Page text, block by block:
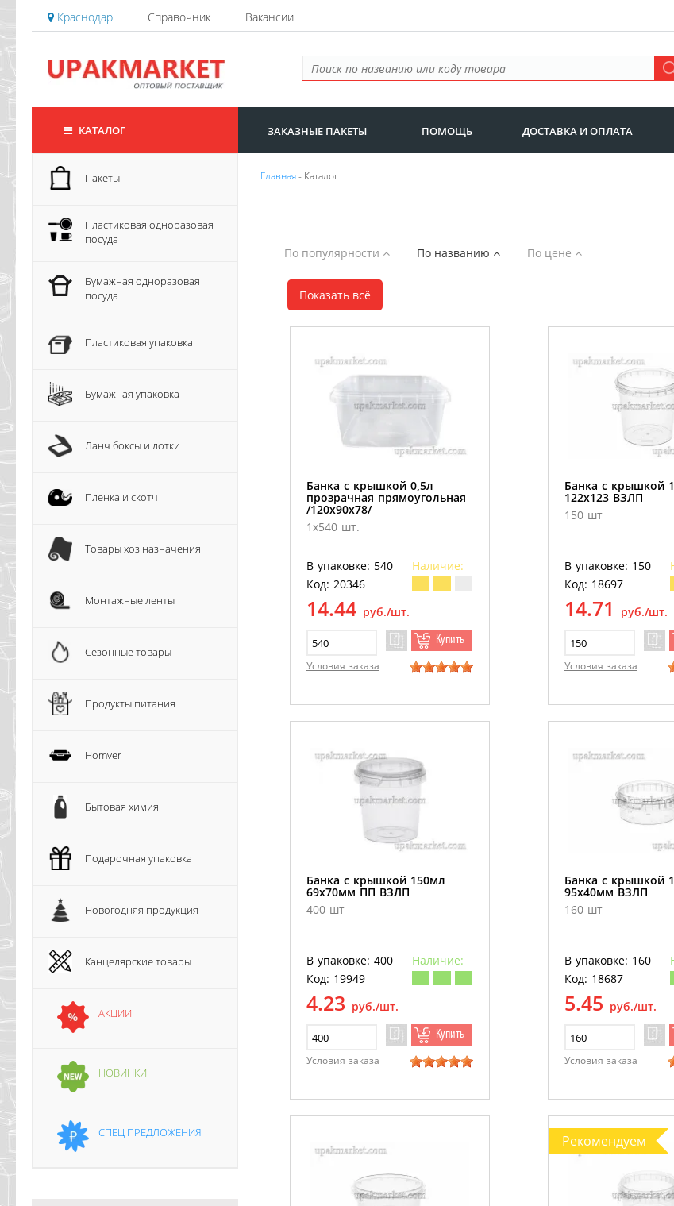
Краснодар Справочник Вакансии
КАТАЛОГ ЗАКАЗНЫЕ ПАКЕТЫ ПОМОЩЬ ДОСТАВКА И ОПЛАТА
Пакеты
Пластиковая одноразовая
посуда
Бумажная одноразовая
посуда
Пластиковая упаковка
Бумажная упаковка
Ланч боксы и лотки
Пленка и скотч
Товары хоз назначения
Монтажные ленты
Сезонные товары
Продукты питания
Homver
Бытовая химия
Подарочная упаковка
Новогодняя продукция
Канцелярские товары
АКЦИИ
НОВИНКИ
СПЕЦ ПРЕДЛОЖЕНИЯ
Главная- Каталог
По популярности По названию По цене
Показать всё
Банка с крышкой 0,5л
прозрачная прямоугольная
/120х90х78/
1х540 шт.
В упаковке: 540
Наличие:
Код: 20346
14.44 руб./шт.
Купить
Условия заказа
Банка с крышкой
122х123 ВЗЛП
150 шт
В упаковке: 150
Код: 18697
14.71 руб./шт.
Условия заказа
Банка с крышкой 150мл
69х70мм ПП ВЗЛП
400 шт
В упаковке: 400
Наличие:
Код: 19949
4.23 руб./шт.
Купить
Условия заказа
Банка с крышкой
95х40мм ВЗЛП
160 шт
В упаковке: 160
Код: 18687
5.45 руб./шт.
Условия заказа
Рекомендуем